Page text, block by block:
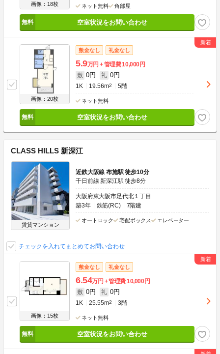
画像：18枚 ネット無料 角部屋
空室状況をお問い合わせ
画像：20枚
敷金なし 礼金なし
5.9万円 管理費10,000円
敷 0円 礼 0円
1K 19.56m2 5階
ネット無料
空室状況をお問い合わせ
CLASS HILLS 新深江
賃貸マンション
近鉄大阪線 布施駅 徒歩10分
千日前線 新深江駅 徒歩8分
大阪府東大阪市足代北１丁目
築3年
鉄筋(RC) 7階建
オートロック 宅配ボックス エレベーター
チェックを入れてまとめてお問い合わせ
画像：15枚
敷金なし 礼金なし
6.54万円 管理費10,000円
敷 0円 礼 0円
1K 25.55m2 3階
ネット無料
空室状況をお問い合わせ